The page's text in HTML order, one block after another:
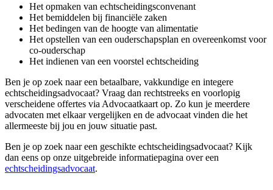
Het opmaken van echtscheidingsconvenant
Het bemiddelen bij financiële zaken
Het bedingen van de hoogte van alimentatie
Het opstellen van een ouderschapsplan en overeenkomst voor
co-ouderschap
Het indienen van een voorstel echtscheiding
Ben je op zoek naar een betaalbare, vakkundige en integere
echtscheidingsadvocaat? Vraag dan rechtstreeks en voorlopig
verscheidene offertes via Advocaatkaart op. Zo kun je meerdere
advocaten met elkaar vergelijken en de advocaat vinden die het
allermeeste bij jou en jouw situatie past.
Ben je op zoek naar een geschikte echtscheidingsadvocaat? Kijk
dan eens op onze uitgebreide informatiepagina over een
echtscheidingsadvocaat.